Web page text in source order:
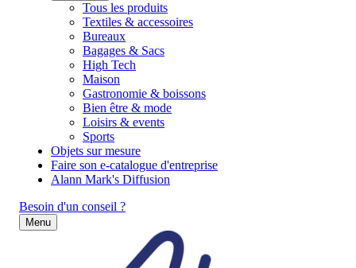
Tous les produits
Textiles & accessoires
Bureaux
Bagages & Sacs
High Tech
Maison
Gastronomie & boissons
Bien être & mode
Loisirs & events
Sports
Objets sur mesure
Faire son e-catalogue d'entreprise
Alann Mark's Diffusion
Besoin d'un conseil ?
Menu